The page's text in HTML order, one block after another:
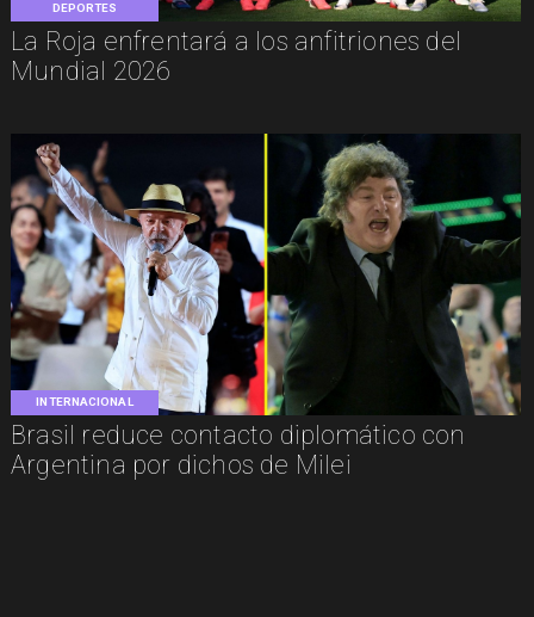
DEPORTES
La Roja enfrentará a los anfitriones del
Mundial 2026
INTERNACIONAL
Brasil reduce contacto diplomático con
Argentina por dichos de Milei